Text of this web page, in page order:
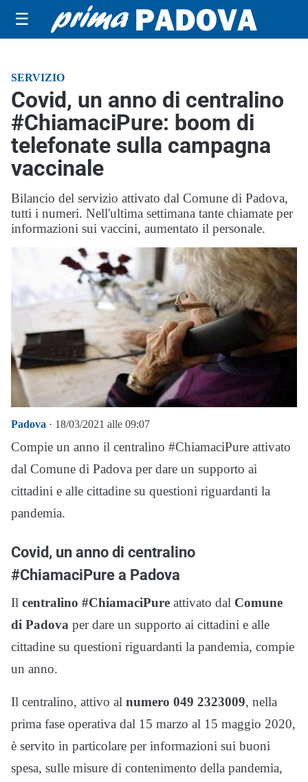
☰
SERVIZIO
Covid, un anno di centralino
#ChiamaciPure: boom di
telefonate sulla campagna
vaccinale
Bilancio del servizio attivato dal Comune di Padova,
tutti i numeri. Nell'ultima settimana tante chiamate per
informazioni sui vaccini, aumentato il personale.
Padova · 18/03/2021 alle 09:07
Compie un anno il centralino #ChiamaciPure attivato
dal Comune di Padova per dare un supporto ai
cittadini e alle cittadine su questioni riguardanti la
pandemia.
Covid, un anno di centralino
#ChiamaciPure a Padova
Il centralino #ChiamaciPure attivato dal Comune
di Padova per dare un supporto ai cittadini e alle
cittadine su questioni riguardanti la pandemia, compie
un anno.
Il centralino, attivo al numero 049 2323009, nella
prima fase operativa dal 15 marzo al 15 maggio 2020,
è servito in particolare per informazioni sui buoni
spesa, sulle misure di contenimento della pandemia,